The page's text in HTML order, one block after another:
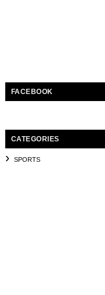
FACEBOOK
CATEGORIES
SPORTS